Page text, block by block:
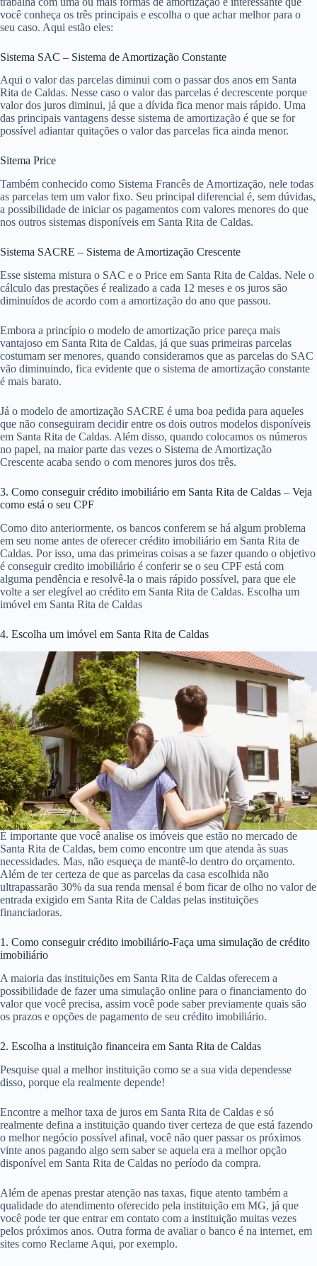
você conheça os três principais e escolha o que achar melhor para o
seu caso. Aqui estão eles:
Sistema SAC – Sistema de Amortização Constante
Aqui o valor das parcelas diminui com o passar dos anos em Santa
Rita de Caldas. Nesse caso o valor das parcelas é decrescente porque
valor dos juros diminui, já que a dívida fica menor mais rápido. Uma
das principais vantagens desse sistema de amortização é que se for
possível adiantar quitações o valor das parcelas fica ainda menor.
Sitema Price
Também conhecido como Sistema Francês de Amortização, nele todas
as parcelas tem um valor fixo. Seu principal diferencial é, sem dúvidas,
a possibilidade de iniciar os pagamentos com valores menores do que
nos outros sistemas disponíveis em Santa Rita de Caldas.
Sistema SACRE – Sistema de Amortização Crescente
Esse sistema mistura o SAC e o Price em Santa Rita de Caldas. Nele o
cálculo das prestações é realizado a cada 12 meses e os juros são
diminuídos de acordo com a amortização do ano que passou.
Embora a princípio o modelo de amortização price pareça mais
vantajoso em Santa Rita de Caldas, já que suas primeiras parcelas
costumam ser menores, quando consideramos que as parcelas do SAC
vão diminuindo, fica evidente que o sistema de amortização constante
é mais barato.
Já o modelo de amortização SACRE é uma boa pedida para aqueles
que não conseguiram decidir entre os dois outros modelos disponíveis
em Santa Rita de Caldas. Além disso, quando colocamos os números
no papel, na maior parte das vezes o Sistema de Amortização
Crescente acaba sendo o com menores juros dos três.
3. Como conseguir crédito imobiliário em Santa Rita de Caldas – Veja
como está o seu CPF
Como dito anteriormente, os bancos conferem se há algum problema
em seu nome antes de oferecer crédito imobiliário em Santa Rita de
Caldas. Por isso, uma das primeiras coisas a se fazer quando o objetivo
é conseguir credito imobiliário é conferir se o seu CPF está com
alguma pendência e resolvê-la o mais rápido possível, para que ele
volte a ser elegível ao crédito em Santa Rita de Caldas. Escolha um
imóvel em Santa Rita de Caldas
4. Escolha um imóvel em Santa Rita de Caldas
É importante que você analise os imóveis que estão no mercado de
Santa Rita de Caldas, bem como encontre um que atenda às suas
necessidades. Mas, não esqueça de mantê-lo dentro do orçamento.
Além de ter certeza de que as parcelas da casa escolhida não
ultrapassarão 30% da sua renda mensal é bom ficar de olho no valor de
entrada exigido em Santa Rita de Caldas pelas instituições
financiadoras.
1. Como conseguir crédito imobiliário-Faça uma simulação de crédito
imobiliário
A maioria das instituições em Santa Rita de Caldas oferecem a
possibilidade de fazer uma simulação online para o financiamento do
valor que você precisa, assim você pode saber previamente quais são
os prazos e opções de pagamento de seu crédito imobiliário.
2. Escolha a instituição financeira em Santa Rita de Caldas
Pesquise qual a melhor instituição como se a sua vida dependesse
disso, porque ela realmente depende!
Encontre a melhor taxa de juros em Santa Rita de Caldas e só
realmente defina a instituição quando tiver certeza de que está fazendo
o melhor negócio possível afinal, você não quer passar os próximos
vinte anos pagando algo sem saber se aquela era a melhor opção
disponível em Santa Rita de Caldas no período da compra.
Além de apenas prestar atenção nas taxas, fique atento também a
qualidade do atendimento oferecido pela instituição em MG, já que
você pode ter que entrar em contato com a instituição muitas vezes
pelos próximos anos. Outra forma de avaliar o banco é na internet, em
sites como Reclame Aqui, por exemplo.